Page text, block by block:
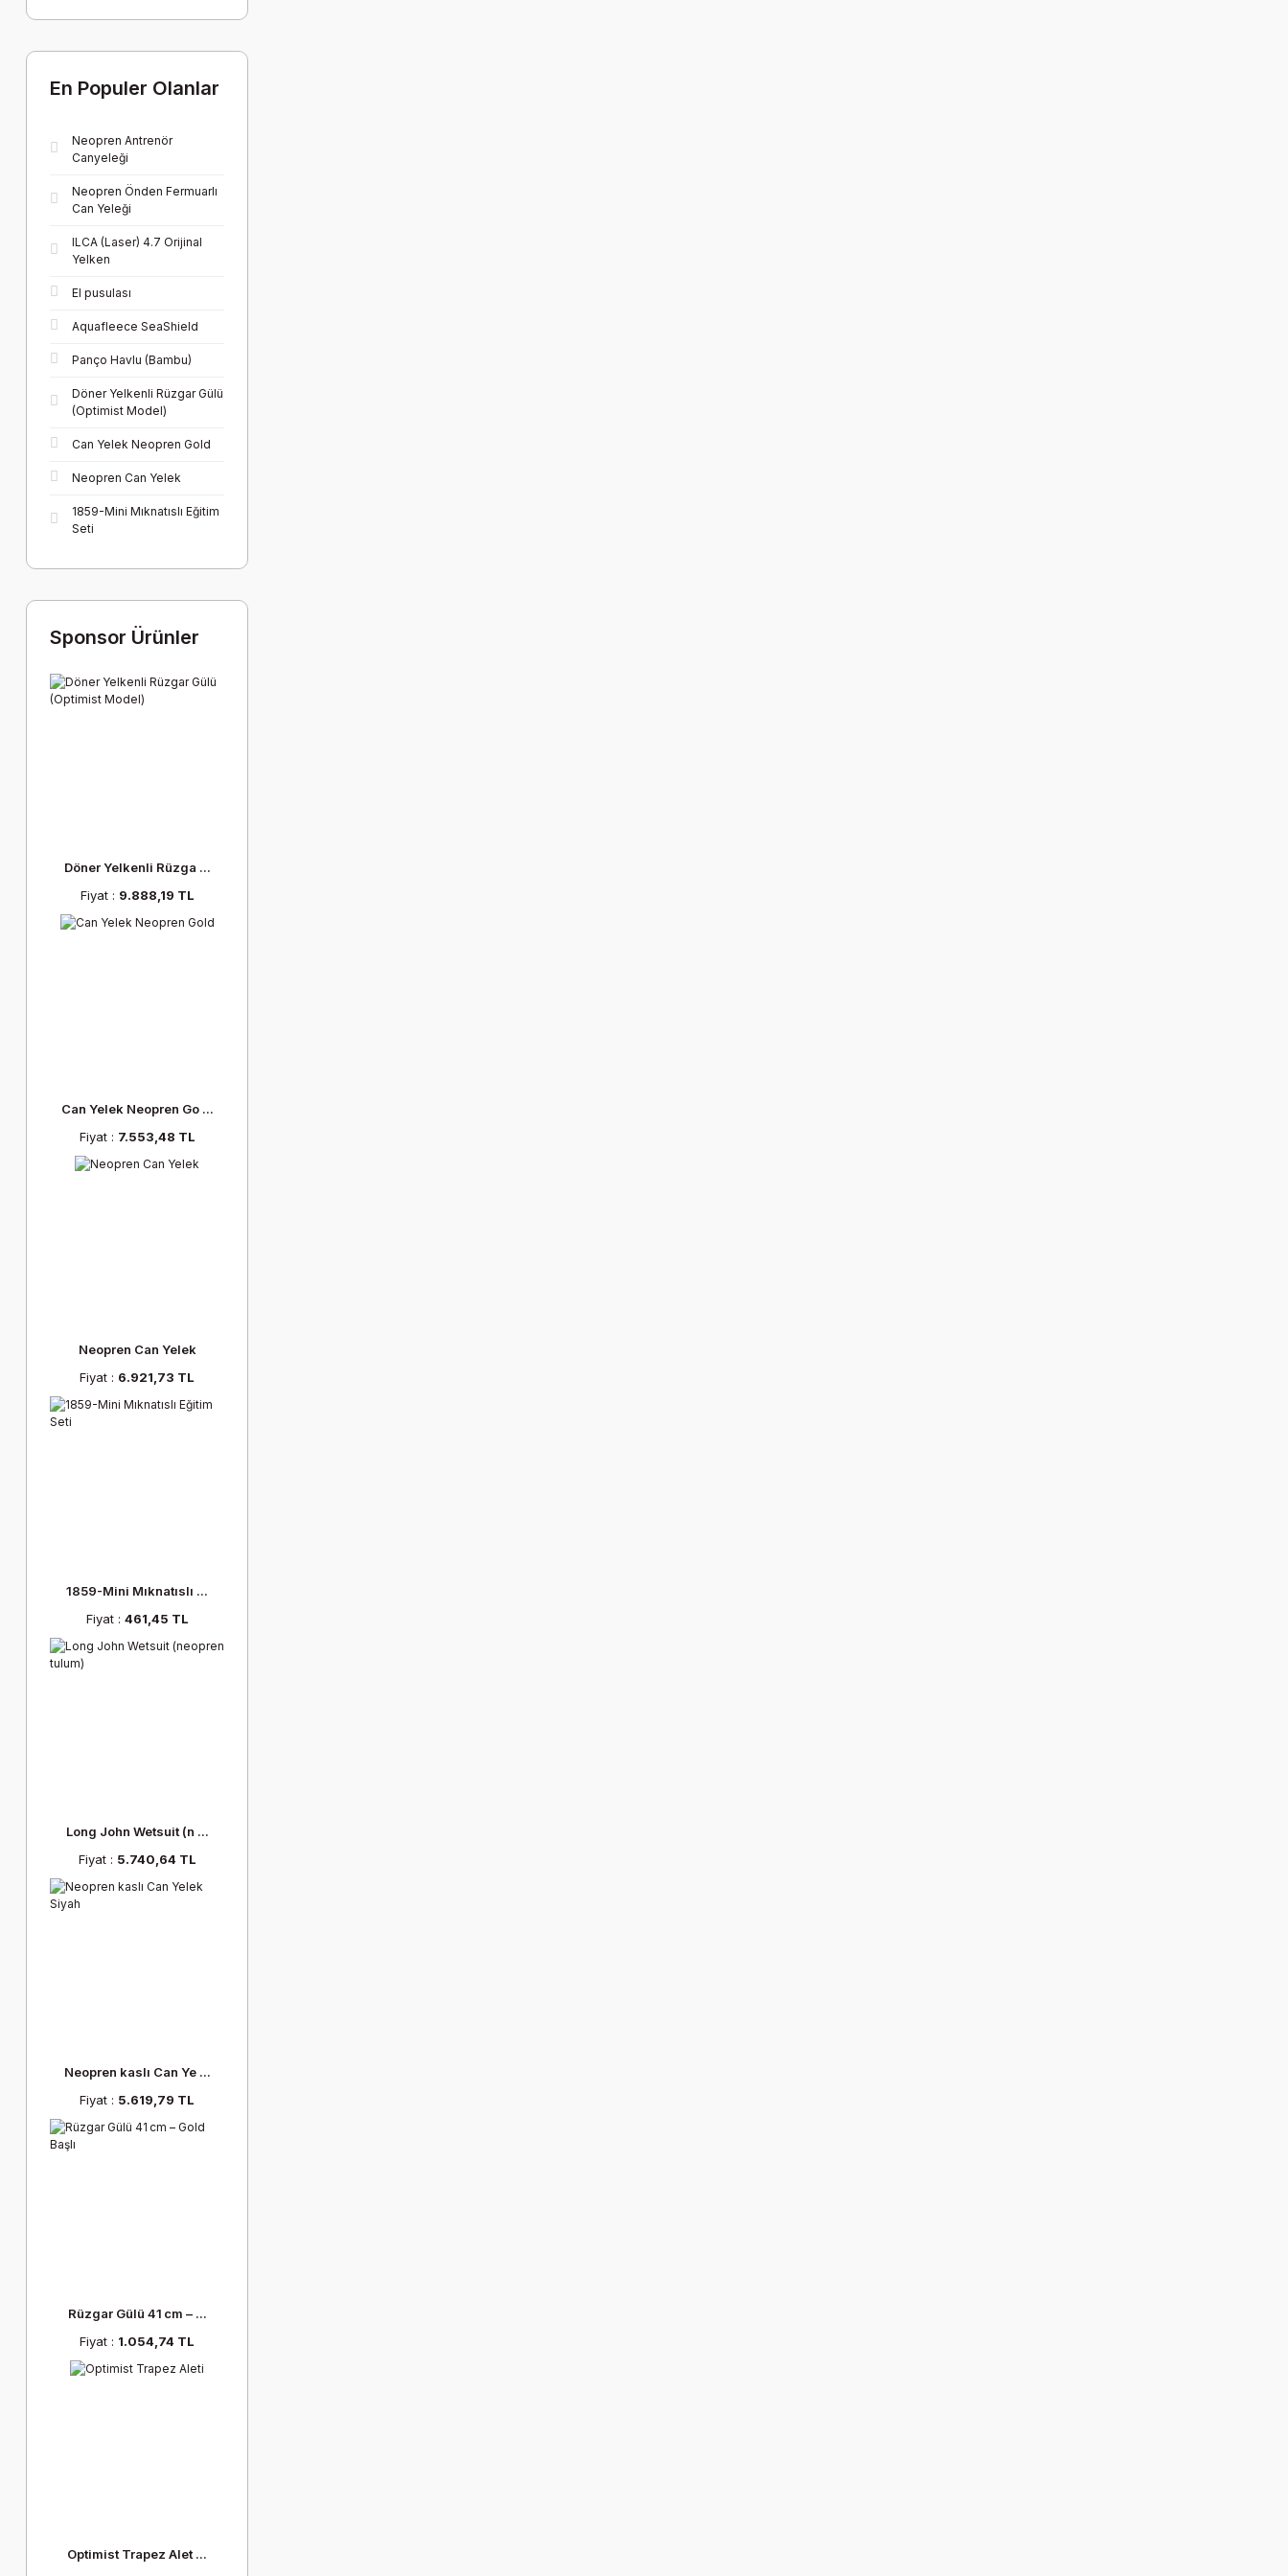
En Populer Olanlar
Neopren Antrenör
Canyeleği
Neopren Önden Fermuarlı
Can Yeleği
ILCA (Laser) 4.7 Orijinal
Yelken
El pusulası
Aquafleece SeaShield
Panço Havlu (Bambu)
Döner Yelkenli Rüzgar Gülü
(Optimist Model)
Can Yelek Neopren Gold
Neopren Can Yelek
1859-Mini Mıknatıslı Eğitim
Seti
Sponsor Ürünler
Döner Yelkenli Rüzga ...
Fiyat : 9.888,19 TL
Can Yelek Neopren Go ...
Fiyat : 7.553,48 TL
Neopren Can Yelek
Fiyat : 6.921,73 TL
1859-Mini Mıknatıslı ...
Fiyat : 461,45 TL
Long John Wetsuit (n ...
Fiyat : 5.740,64 TL
Neopren kaslı Can Ye ...
Fiyat : 5.619,79 TL
Rüzgar Gülü 41 cm – ...
Fiyat : 1.054,74 TL
Optimist Trapez Alet ...